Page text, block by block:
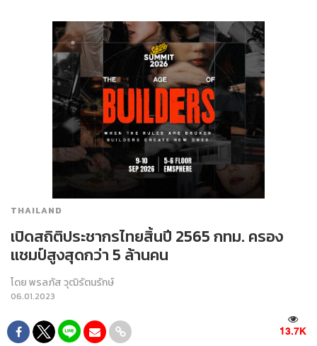
THAILAND
เปิดสถิติประชากรไทยสิ้นปี 2565 กทม. ครอง
แชมป์สูงสุดกว่า 5 ล้านคน
โดยพรลภัส วุฒิรัตนรักษ์
06.01.2023
13.7K